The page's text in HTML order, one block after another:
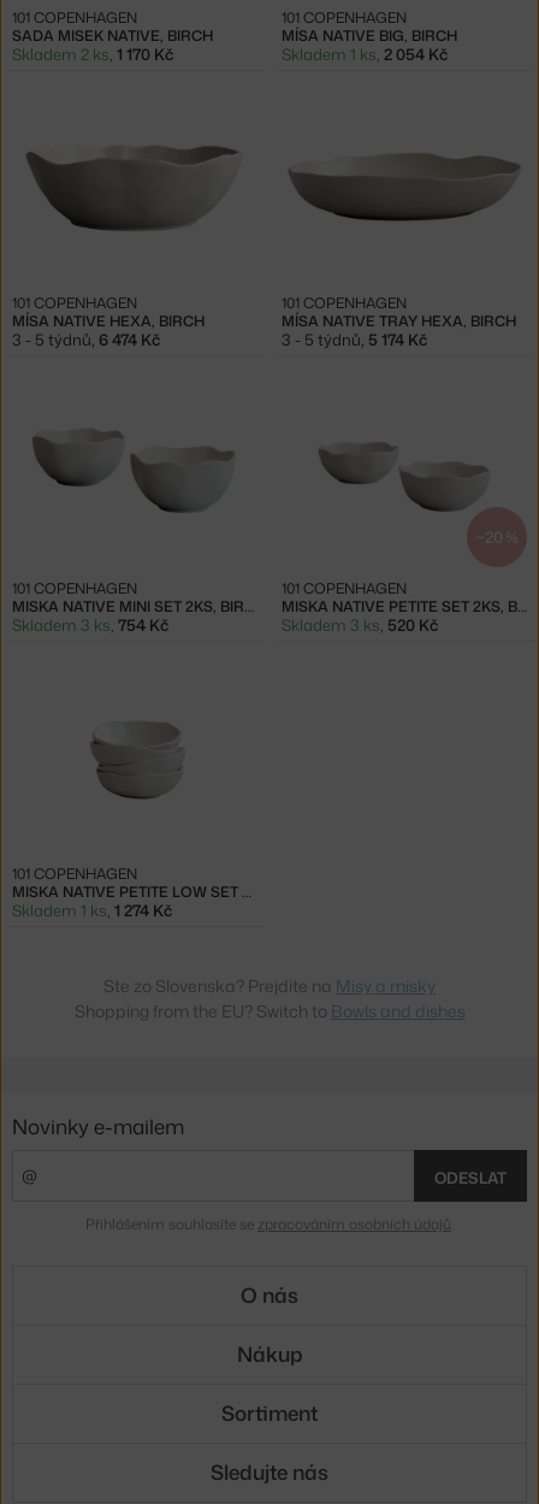
SADA MISEK NATIVE, BIRCH
101 COPENHAGEN
Skladem 2 ks, 1 170 Kč
MÍSA NATIVE BIG, BIRCH
101 COPENHAGEN
Skladem 1 ks, 2 054 Kč
MÍSA NATIVE HEXA, BIRCH
101 COPENHAGEN
3 - 5 týdnů, 6 474 Kč
MÍSA NATIVE TRAY HEXA, BIRCH
101 COPENHAGEN
3 - 5 týdnů, 5 174 Kč
MISKA NATIVE MINI SET 2KS, BIRCH
101 COPENHAGEN
Skladem 3 ks, 754 Kč
−20 %
MISKA NATIVE PETITE SET 2KS, BIRCH
101 COPENHAGEN
Skladem 3 ks, 520 Kč
MISKA NATIVE PETITE LOW SET 4KS, BIRCH
101 COPENHAGEN
Skladem 1 ks, 1 274 Kč
Ste zo Slovenska? Prejdite na Misy a misky
Shopping from the EU? Switch to Bowls and dishes
Novinky e-mailem
ODESLAT
Přihlášením souhlasíte se zpracováním osobních údajů
O nás
Nákup
Sortiment
Sledujte nás